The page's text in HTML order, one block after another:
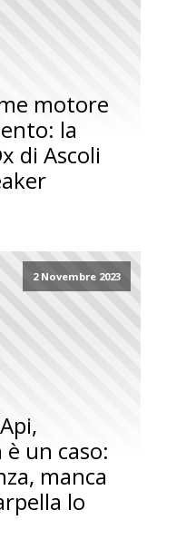
motore
la
di Ascoli
2 Novembre 2023
un caso:
manca
lo